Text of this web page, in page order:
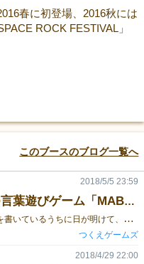
春に初登場、2016秋には
ROCK FESTIVAL」
このブースのブログ一覧へ
一家に一個あると何かと役立つ言葉遊びゲーム「MABR（マーブル）」
こ
んばんは、つくえゲームズです。 ブログを書いているうちに日が明けて、5/6（日）当日となってしまいました :roll: 本日、つくえゲームズはH24の試遊卓一体型ブースにて、以下の2種類のゲームを販売します。 ・6種類の言葉あそびゲームが楽しめるMABR（マーブル）［2~7名／5〜30分／1,900円］ ・自分だけの音楽フェスを作るスペースロックフェスティバル［2~4名／30〜45分／2,500円］ この記事では、MABRの紹介を行います。 MABRの"お買い得ポイント"3選 ①ありそうでなかった、汎用性の高いひらがな⇆ローマ字のカード構成！ MABRは70枚のカードを使用するゲームです。以下のように、表はひらがな一文字、裏は表のひらがなの子音に当たるローマ字一文字が書かれています。 このシンプルなカードが生み出すのは、 「自分にはひらがな「む」が見えていて、相手からは『M』しか見えないので、ま・み・む・め・ものどれなのかは分からない 」 という状況で、その状況を生かしたルールの可能性は無限大です！ いまのところ、まだ正式ルールは6個ですが、これからもどんどんルールを増やしていくことができる「進化性」がMABRの特徴です。 ②「瞬発力系」「論理力系」「想像力系」「運と勘が試される」「総合的知力が必要」など、タイプを選ばない幅広いジャンルのルール！ MABRで遊べる6つの言葉遊びゲームは、いずれもタイプが異なるルールとなっており、どんな人が遊んでも必ず１つは得意なルールに（逆に言うと苦手なルールにも）出会うことができます。 たとえば、「スリーレターズ」というゲームは、手元のひらがな3文字で単語を作り、作った単語を周りのプレイヤーに当てられることが無ければ勝利、というシンプルなルールです。 [caption id="attachment_36058" align="alignnone" width="300"] 「スリーレターズ」プレイイメージ[/caption] 「けんか」という言葉を作ったとき、相手には「KNK」という情報が与えられます。そのヒントから考えられる単語は「かんき」「こんき」「きのこ」など…。無数に存在する単語をなるべくたくさん考える論理力が問われます。 一方、「もやもやメモリーズ」というゲームは、与えられたテーマに沿って「あいうえお作文」を味方とともに瞬間的に考える「大喜利系」のゲームです。 [caption id="attachment_29609" align="alignnone" width="300"] 「もやもやメモリーズ」プレイイメージ[/caption] このゲームで問われるのは「想像力」や「瞬発力」です。『スリーレターズ』が得意な論理的思考能力に長ける人は、逆にこういう頭の柔らかさが必要なゲームは苦手だったりします。 いろいろなゲームがありますので、きっと好きなルールが見つかるはずです。 ③初心者にも簡単な、「5分でわかり5分で遊べる」ルール MABRは、ボードゲーム初心者の方にも気軽に楽しんでもらえるように、イラストを交えながらわかりやすい説明書を作成しました。 特に、ゲームを買ったら最初にやっていただきたいルール①「ガサゴソアルファベット」は、たったの2分程度で1ゲームが終わるシンプルなゲームで、ボードゲームはそんなにとっつきにくいものではないということを説明するのにもってこいのゲームです。 初心者が多く集まるゲーム会にご参加の方には、とても重宝するゲームだと思います。 以上、作者が思うMABRの魅力BEST3でした！なるべく多くの方にお試しいただければうれしいです。 H24にて、試遊ブースも用意しておりますので、ぜひ遊びにきてください！
2018/5/5 23:59
つくえゲームズ
2018/4/29 22:00